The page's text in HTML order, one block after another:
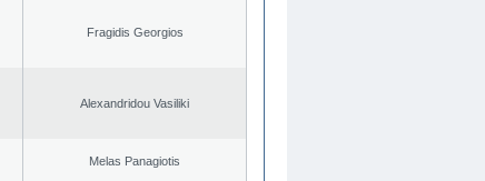
Fragidis Georgios
Alexandridou Vasiliki
Melas Panagiotis